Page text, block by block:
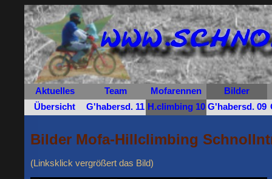
Aktuelles Team Mofarennen
Bilder
Übersicht
G'habersd. 11 H.climbing 10 G'habersd. 09
Bilder Mofa-Hillclimbing
(Linksklick vergrößert das Bild)